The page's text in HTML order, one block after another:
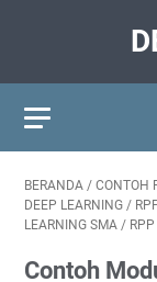
BERANDA / CONTOH
DEEP LEARNING /
LEARNING SMA /
Contoh